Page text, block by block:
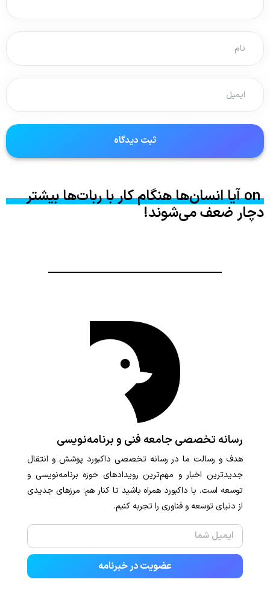
‌ on آیا انسان‌ها هنگام کار با ربات‌ها بیشتر
دچار ضعف می‌شوند!
رسانه تخصصی جامعه فنی و برنامه‌نویسی
هدف و رسالت ما در رسانه تخصصی داکبورد پوشش و انتقال
جدیدترین اخبار و مهم‌ترین رویدادهای حوزه برنامه‌نویسی و
توسعه است. با داکبورد همراه باشید تا کنار هم؛ مرزهای جدیدی
از دنیای توسعه و فناوری را تجربه کنیم.
عضویت در خبرنامه